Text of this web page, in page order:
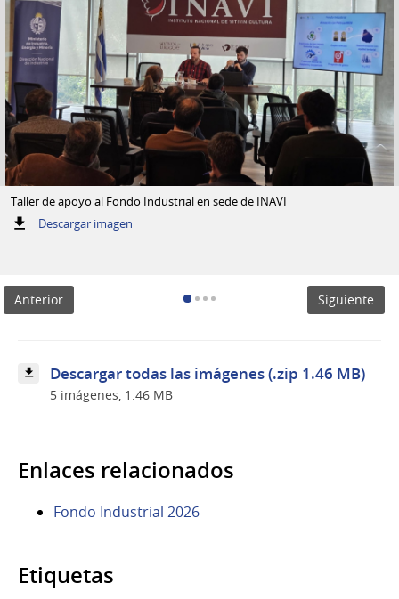
Taller de apoyo al Fondo Industrial en sede de INAVI
Descargar imagen:
INAVI
Anterior Siguiente
Descargar todas las imágenes (.zip 1.46 MB)
5 imágenes, 1.46 MB
Enlaces relacionados
Fondo Industrial 2026
Etiquetas